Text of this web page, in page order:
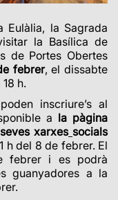
Eulàlia, la Sagrada
la Basílica de
de Portes Obertes
febrer, el dissabte
h.
inscriure’s al
a la pàgina
xarxes socials
h del 8 de febrer. El
febrer i es podrà
guanyadores a la